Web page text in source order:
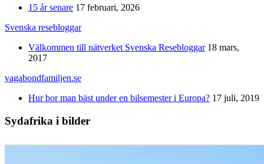
15 år senare 17 februari, 2026
Svenska resebloggar
Välkommen till nätverket Svenska Resebloggar 18 mars,
2017
vagabondfamiljen.se
Hur bor man bäst under en bilsemester i Europa? 17 juli, 2019
Sydafrika i bilder